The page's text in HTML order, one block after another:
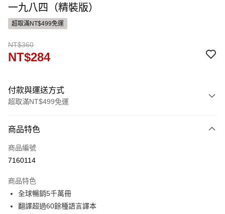
一九八四（精裝版）
超取滿NT$499免運
NT$360
NT$284
付款與運送方式
超取滿NT$499免運
信用卡一次付款
ATM付款
運送方式
付款後全家取貨
每筆NT$60，滿NT$499(含以上)免運費
商品特色
商品編號
7160114
商品特色
全球暢銷5千萬冊
翻譯超過60餘種語言譯本